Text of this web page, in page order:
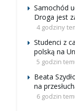
Samochód
Droga jest
4 godziny
Studenci z
polską na
5 godzin
Beata
na
6 godzin